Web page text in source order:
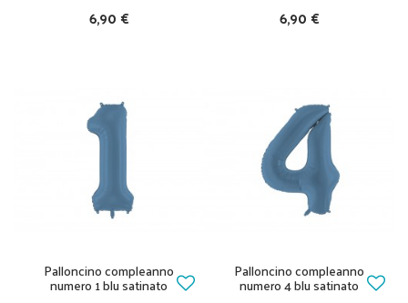
6,90 € 6,90 €
Palloncino compleanno
numero 1 blu satinato
Palloncino compleanno
numero 4 blu satinato